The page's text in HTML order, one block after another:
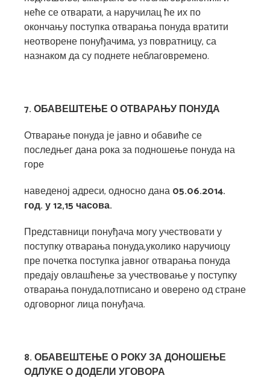
неће се отварати, а наручилац ће их по
окончању поступка отварања понуда вратити
неотворене понуђачима, уз повратницу, са
назнаком да су поднете неблаговремено.
7. ОБАВЕШТЕЊЕ О ОТВАРАЊУ ПОНУДА
Отварање понуда је јавно и обавиће се
последњег дана рока за подношење понуда на
горе
наведеној адреси, односно дана05.06.2014.
год.у12,15часова.
Представници понуђача могу учествовати у
поступку отварања понуда,уколико наручиоцу
пре почетка поступка јавног отварања понуда
предају овлашћење за учествовање у поступку
отварања понуда,потписано и оверено од стране
одговорног лица понуђача.
8. ОБАВЕШТЕЊЕ О РОКУ ЗА ДОНОШЕЊЕ
ОДЛУКЕ О ДОДЕЛИ УГОВОРА